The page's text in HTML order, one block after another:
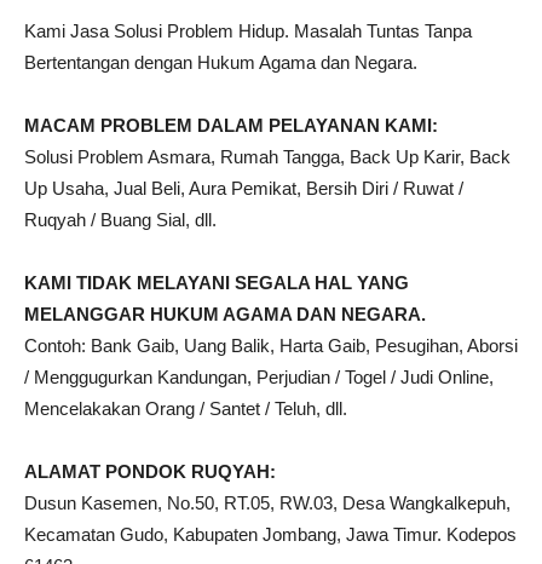
Kami Jasa Solusi Problem Hidup. Masalah Tuntas Tanpa
Bertentangan dengan Hukum Agama dan Negara.
MACAM PROBLEM DALAM PELAYANAN KAMI:
Solusi Problem Asmara, Rumah Tangga, Back Up Karir, Back
Up Usaha, Jual Beli, Aura Pemikat, Bersih Diri / Ruwat /
Ruqyah / Buang Sial, dll.
KAMI TIDAK MELAYANI SEGALA HAL YANG
MELANGGAR HUKUM AGAMA DAN NEGARA.
Contoh: Bank Gaib, Uang Balik, Harta Gaib, Pesugihan, Aborsi
/ Menggugurkan Kandungan, Perjudian / Togel / Judi Online,
Mencelakakan Orang / Santet / Teluh, dll.
ALAMAT PONDOK RUQYAH:
Dusun Kasemen, No.50, RT.05, RW.03, Desa Wangkalkepuh,
Kecamatan Gudo, Kabupaten Jombang, Jawa Timur. Kodepos